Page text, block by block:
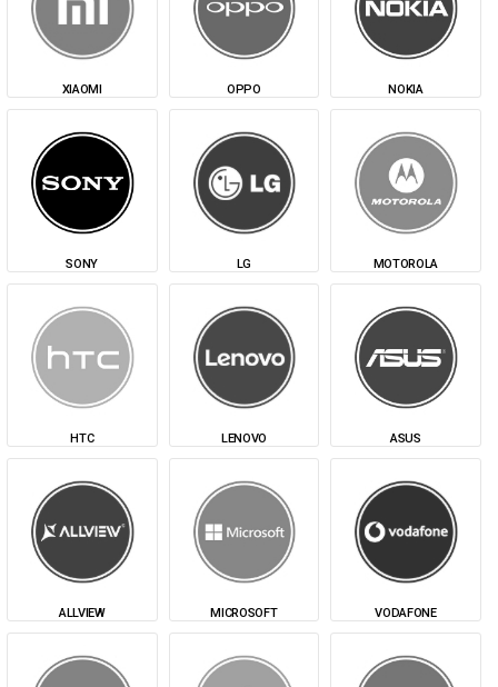
XIAOMI OPPO NOKIA
SONY LG MOTOROLA
HTC LENOVO ASUS
ALLVIEW MICROSOFT VODAFONE